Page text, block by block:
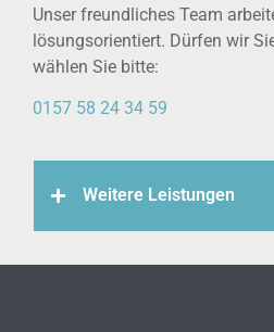
Unser freundliches Team
lösungsorientiert. Dürfen wir
wählen Sie bitte:
0157 58 24 34 59
Weitere Leistungen